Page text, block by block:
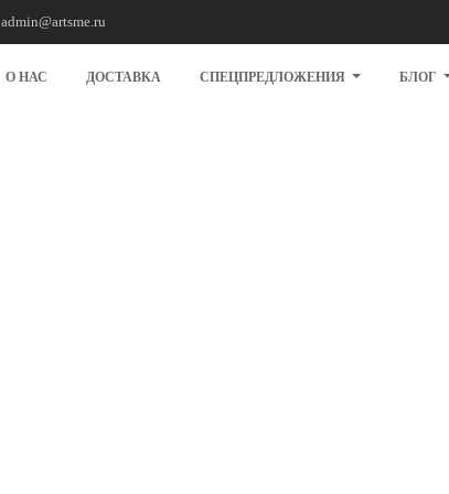
admin@artsme.ru
О НАС ДОСТАВКА СПЕЦПРЕДЛОЖЕНИЯ БЛОГ